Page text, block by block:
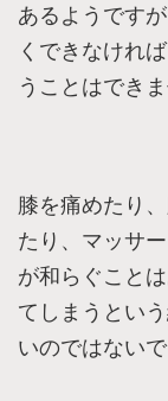
あるようです
くできなけれ
うことはできま
膝を痛めたり
たり、マッサ
が和らぐこと
てしまうとい
いのではない